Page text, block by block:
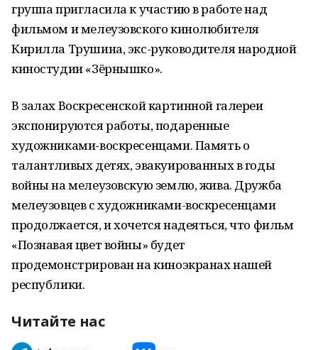
группа пригласила к участию в работе над
фильмом и мелеузовского кинолюбителя
Кирилла Трушина, экс-руководителя народной
киностудии «Зёрнышко».
В залах Воскресенской картинной галереи
экспонируются работы, подаренные
художниками-воскресенцами. Память о
талантливых детях, эвакуированных в годы
войны на мелеузовскую землю, жива. Дружба
мелеузовцев с художниками-воскресенцами
продолжается, и хочется надеяться, что фильм
«Познавая цвет войны» будет
продемонстрирован на киноэкранах нашей
республики.
Читайте нас